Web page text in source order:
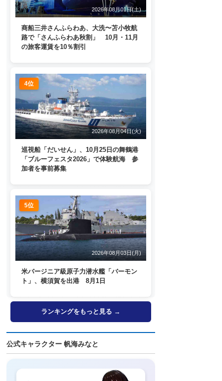
2026年08月01日(土)
商船三井さんふらわあ、大洗〜苫小牧航
路で「さんふらわあ秋割」 10月・11月
の旅客運賃を10％割引
4位
2026年08月04日(火)
巡視船「だいせん」、10月25日の舞鶴港
「ブルーフェスタ2026」で体験航海 参
加者を事前募集
5位
2026年08月03日(月)
米バージニア級原子力潜水艦「バーモン
ト」、横須賀を出港 8月1日
ランキングをもっと見る →
公式キャラクター 帆海みなと